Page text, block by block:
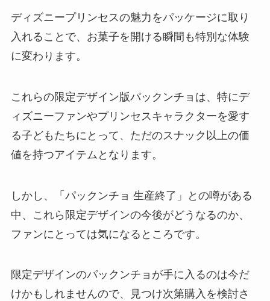
堅パン どこで買える？ドンキでの
取扱いは？
黒はんぺん 売ってる場所は？東京
ではどこで売ってる？
は？どこで売ってる？
ディズニープリンセスの魅力をパッケージに取り
入れることで、お菓子を開ける瞬間も特別な体験
に変わります。
これらの限定デザイン版パックンチョは、特にデ
ィズニーファンやプリンセスキャラクターを愛す
る子どもたちにとって、ただのスナック以上の価
値を持つアイテムとなります。
しかし、「パックンチョ 生産終了」との噂がある
中、これら限定デザインの今後がどうなるのか、
ファンにとっては気になるところです。
限定デザインのパックンチョが手に入るのは今だ
けかもしれませんので、見つけ次第購入を検討さ